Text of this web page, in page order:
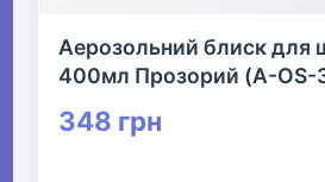
Аерозольний блиск для
400мл Прозорий (A-OS-
348 грн